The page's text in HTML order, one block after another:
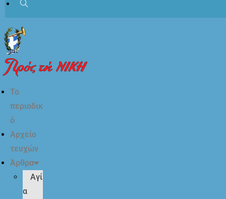
Το
περιοδικ
ό
Αρχείο
τευχών
Άρθρα
Αγί
α